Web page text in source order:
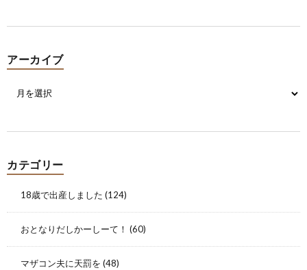
アーカイブ
カテゴリー
18歳で出産しました (124)
おとなりだしかーしーて！ (60)
マザコン夫に天罰を (48)